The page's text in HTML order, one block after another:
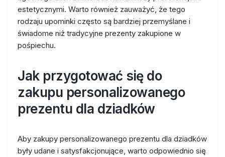
estetycznymi. Warto również zauważyć, że tego
rodzaju upominki często są bardziej przemyślane i
świadome niż tradycyjne prezenty zakupione w
pośpiechu.
Jak przygotować się do
zakupu personalizowanego
prezentu dla dziadków
Aby zakupy personalizowanego prezentu dla dziadków
były udane i satysfakcjonujące, warto odpowiednio się